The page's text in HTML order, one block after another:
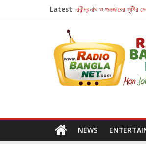
Latest: রবীন্দ্রনাথ ও গুলজারের সৃষ্টির
Retribution: A
হাওয়া বদলের টলিউডে ‘তুমি
NEWS